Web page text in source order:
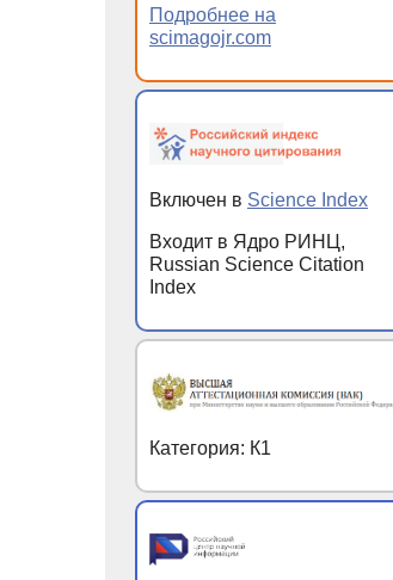
Подробнее на
scimagojr.com
Включен в Science Index
Входит в Ядро РИНЦ,
Russian Science Citation
Index
Категория: К1